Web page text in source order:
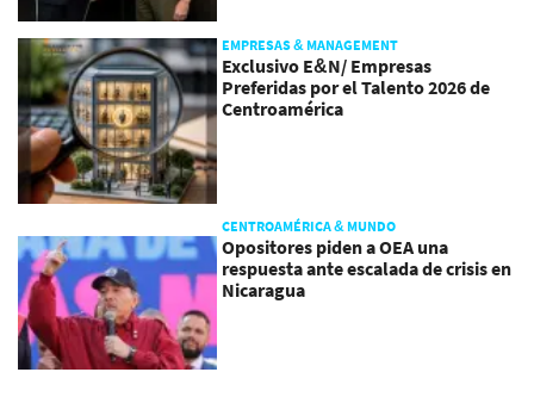
EMPRESAS & MANAGEMENT
Exclusivo E&N/ Empresas
Preferidas por el Talento 2026 de
Centroamérica
CENTROAMÉRICA & MUNDO
Opositores piden a OEA una
respuesta ante escalada de crisis en
Nicaragua